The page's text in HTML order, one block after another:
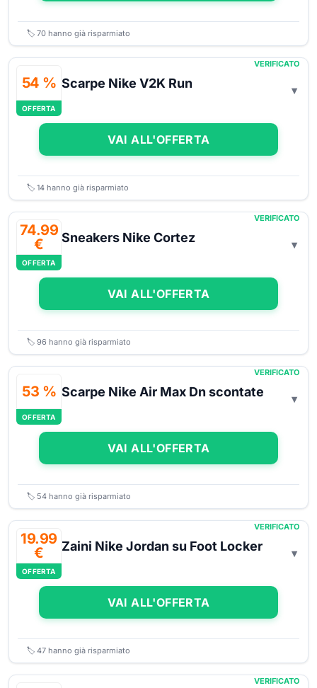
🏷️ 70 hanno già risparmiato
54 %
OFFERTA
VERIFICATO
Scarpe Nike V2K Run
VAI ALL'OFFERTA
🏷️ 14 hanno già risparmiato
74.99
€
OFFERTA
VERIFICATO
Sneakers Nike Cortez
VAI ALL'OFFERTA
🏷️ 96 hanno già risparmiato
53 %
OFFERTA
VERIFICATO
Scarpe Nike Air Max Dn scontate
VAI ALL'OFFERTA
🏷️ 54 hanno già risparmiato
19.99
€
OFFERTA
VERIFICATO
Zaini Nike Jordan su Foot Locker
VAI ALL'OFFERTA
🏷️ 47 hanno già risparmiato
VERIFICATO